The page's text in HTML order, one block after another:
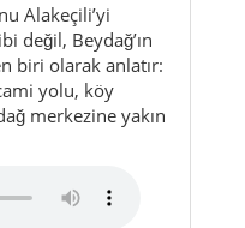
Alakeçili’yi
değil, Beydağ’ın
biri olarak anlatır:
yolu, köy
merkezine yakın